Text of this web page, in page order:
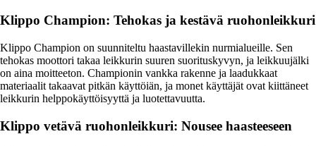
Klippo Champion: Tehokas ja kestävä ruohonleikkuri
Klippo Champion on suunniteltu haastavillekin nurmialueille. Sen
tehokas moottori takaa leikkurin suuren suorituskyvyn, ja leikkuujälki
on aina moitteeton. Championin vankka rakenne ja laadukkaat
materiaalit takaavat pitkän käyttöiän, ja monet käyttäjät ovat kiittäneet
leikkurin helppokäyttöisyyttä ja luotettavuutta.
Klippo vetävä ruohonleikkuri: Nousee haasteeseen